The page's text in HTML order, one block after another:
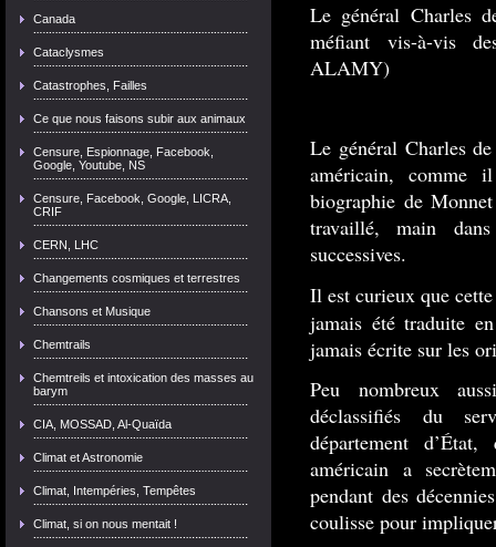
Canada
Cataclysmes
Catastrophes, Failles
Ce que nous faisons subir aux animaux
Censure, Espionnage, Facebook,
Google, Youtube, NS
Censure, Facebook, Google, LICRA,
CRIF
CERN, LHC
Changements cosmiques et terrestres
Chansons et Musique
Chemtrails
Chemtreils et intoxication des masses au
barym
CIA, MOSSAD, Al-Quaïda
Climat et Astronomie
Climat, Intempéries, Tempêtes
Climat, si on nous mentait !
Le général Charles
méfiant vis-à-vis
ALAMY)
Le général Charles
américain, comme
biographie de
travaillé, main
successives.
Il est curieux que cette
jamais été traduite
jamais écrite sur les
Peu nombreux
déclassifiés du
département
américain a
pendant des
coulisse pour